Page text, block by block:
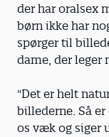
der har oralsex
børn ikke har
spørger til
dame, der leger
"Det er helt
billederne. Så
os væk og siger